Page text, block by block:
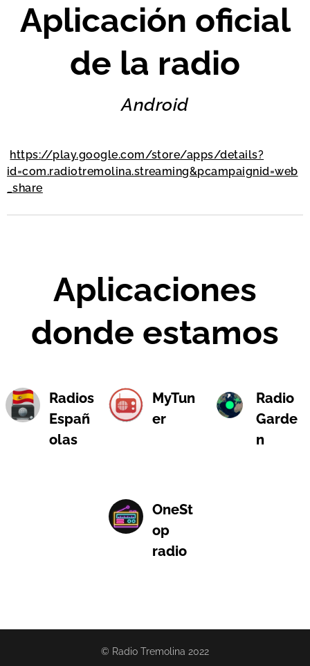
Aplicación oficial
de la radio
Android
https://play.google.com/store/apps/details?
id=com.radiotremolina.streaming&pcampaignid=web
_share
Aplicaciones
donde estamos
Radios
Españ
olas
MyTun
er
Radio
Garde
n
OneSt
op
radio
© Radio Tremolina 2022